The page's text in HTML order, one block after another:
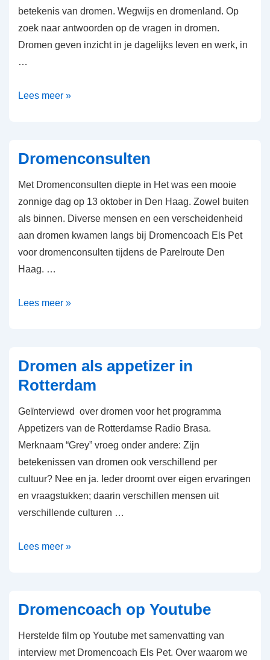
betekenis van dromen. Wegwijs en dromenland. Op
zoek naar antwoorden op de vragen in dromen.
Dromen geven inzicht in je dagelijks leven en werk, in
…
Artikel
Lees meer »
Dromenconsulten
Met Dromenconsulten diepte in Het was een mooie
zonnige dag op 13 oktober in Den Haag. Zowel buiten
als binnen. Diverse mensen en een verscheidenheid
aan dromen kwamen langs bij Dromencoach Els Pet
voor dromenconsulten tijdens de Parelroute Den
Haag. …
Dromenconsulten
Lees meer »
Dromen als appetizer in
Rotterdam
Geïnterviewd over dromen voor het programma
Appetizers van de Rotterdamse Radio Brasa.
Merknaam “Grey” vroeg onder andere: Zijn
betekenissen van dromen ook verschillend per
cultuur? Nee en ja. Ieder droomt over eigen ervaringen
en vraagstukken; daarin verschillen mensen uit
verschillende culturen …
Dromen
Rotterdam
Lees meer »
Dromencoach op Youtube
Herstelde film op Youtube met samenvatting van
interview met Dromencoach Els Pet. Over waarom we